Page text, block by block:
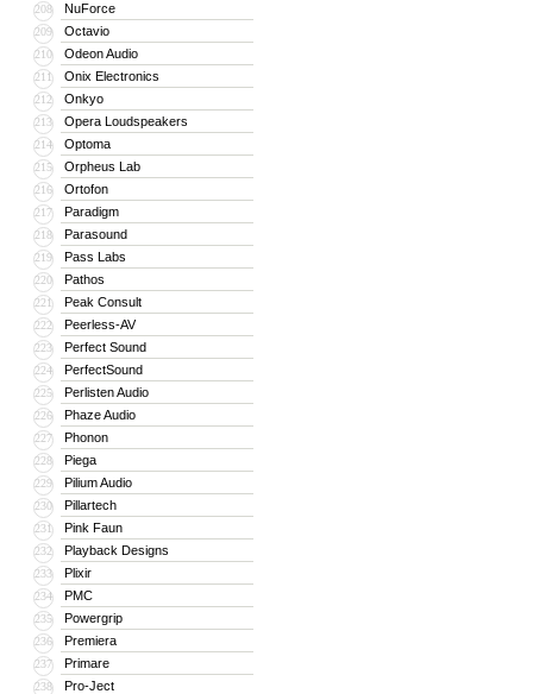
208 NuForce
209 Octavio
210 Odeon Audio
211 Onix Electronics
212 Onkyo
213 Opera Loudspeakers
214 Optoma
215 Orpheus Lab
216 Ortofon
217 Paradigm
218 Parasound
219 Pass Labs
220 Pathos
221 Peak Consult
222 Peerless-AV
223 Perfect Sound
224 PerfectSound
225 Perlisten Audio
226 Phaze Audio
227 Phonon
228 Piega
229 Pilium Audio
230 Pillartech
231 Pink Faun
232 Playback Designs
233 Plixir
234 PMC
235 Powergrip
236 Premiera
237 Primare
238 Pro-Ject